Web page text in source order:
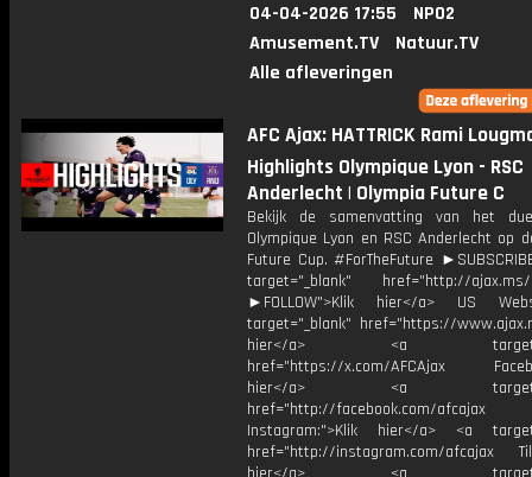
04-04-2026 17:55
NPO2
Amusement.TV
Natuur.TV
Alle afleveringen
AFC Ajax: HATTRICK Rami
Highlights Olympique Lyon - RSC
Anderlecht | Olympia Future C
Bekijk de samenvatting van het
Olympique Lyon en RSC Anderlecht op
Future Cup. #ForTheFuture
target="_blank" href="http://ajax.ms/
►FOLLOW">Klik hier</a> US
target="_blank" href="https://
hier</a> <a
href="https://x.com/AFCAjax
hier</a> <a
href="http://facebook.com/afcajax
Instagram:">Klik hier</a> <a
href="http://instagram.com/afcajax